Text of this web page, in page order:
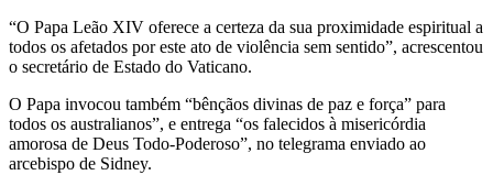
“O Papa Leão XIV oferece a certeza da sua proximidade espiritual a
todos os afetados por este ato de violência sem sentido”, acrescentou
o secretário de Estado do Vaticano.
O Papa invocou também “bênçãos divinas de paz e força” para
todos os australianos”, e entrega “os falecidos à misericórdia
amorosa de Deus Todo-Poderoso”, no telegrama enviado ao
arcebispo de Sidney.